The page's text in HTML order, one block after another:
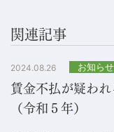
関連記事
2024.08.26 お知らせ
賃金不払が疑わ
（令和５年）